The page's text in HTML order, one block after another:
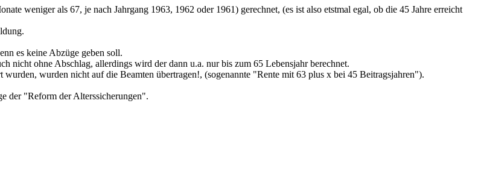
weniger als 67, je nach Jahrgang 1963, 1962 oder 1961) gerechnet, (es ist also etstmal egal, ob die 45 Jahre erreicht
es keine Abzüge geben soll.
nicht ohne Abschlag, allerdings wird der dann u.a. nur bis zum 65 Lebensjahr berechnet.
wurden nicht auf die Beamten übertragen!, (sogenannte "Rente mit 63 plus x bei 45 Beitragsjahren").
der "Reform der Alterssicherungen".